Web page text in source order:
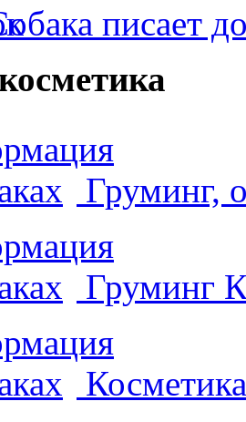
писает
Груминг,
Груминг